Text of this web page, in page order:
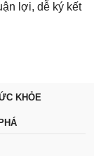
lợi, dễ ký kết
KHỎE